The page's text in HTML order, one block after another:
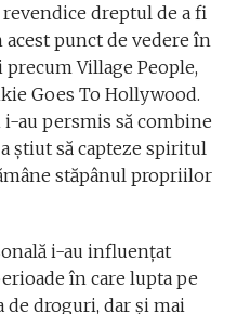
dreptul de a fi
punct de vedere în
Village People,
Goes To Hollywood.
au persmis să combine
ştiut să capteze spiritul
stăpânul propriilor
i-au influenţat
în care lupta pe
de droguri, dar şi mai